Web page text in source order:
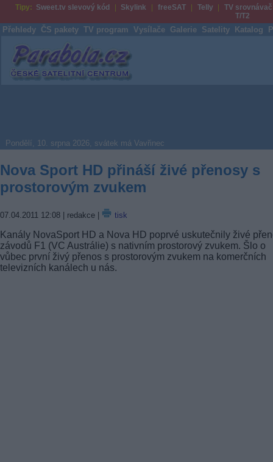
Tipy: Sweet.tv slevový kód Skylink freeSAT Telly
TV srovnávač
T/T2
Přehledy ČS pakety TV program Vysílače Galerie Satelity Katalog
Parabola.cz
Pondělí, 10. srpna 2026, svátek má Vavřinec
Nova Sport HD přináší živé přenosy s
prostorovým zvukem
07.04.2011 12:08 | redakce | tisk
Kanály NovaSport HD a Nova HD poprvé uskutečnily živé
závodů F1 (VC Austrálie) s nativním prostorový zvukem. Šlo o
vůbec první živý přenos s prostorovým zvukem na komerčních
televizních kanálech u nás.